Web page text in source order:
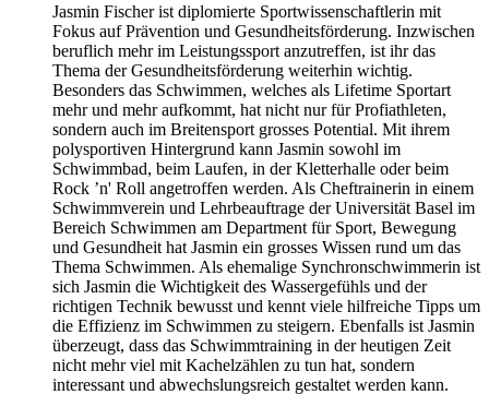
Jasmin Fischer ist diplomierte Sportwissenschaftlerin mit
Fokus auf Prävention und Gesundheitsförderung. Inzwischen
beruflich mehr im Leistungssport anzutreffen, ist ihr das
Thema der Gesundheitsförderung weiterhin wichtig.
Besonders das Schwimmen, welches als Lifetime Sportart
mehr und mehr aufkommt, hat nicht nur für Profiathleten,
sondern auch im Breitensport grosses Potential. Mit ihrem
polysportiven Hintergrund kann Jasmin sowohl im
Schwimmbad, beim Laufen, in der Kletterhalle oder beim
Rock ’n' Roll angetroffen werden. Als Cheftrainerin in einem
Schwimmverein und Lehrbeauftrage der Universität Basel im
Bereich Schwimmen am Department für Sport, Bewegung
und Gesundheit hat Jasmin ein grosses Wissen rund um das
Thema Schwimmen. Als ehemalige Synchronschwimmerin ist
sich Jasmin die Wichtigkeit des Wassergefühls und der
richtigen Technik bewusst und kennt viele hilfreiche Tipps um
die Effizienz im Schwimmen zu steigern. Ebenfalls ist Jasmin
überzeugt, dass das Schwimmtraining in der heutigen Zeit
nicht mehr viel mit Kachelzählen zu tun hat, sondern
interessant und abwechslungsreich gestaltet werden kann.